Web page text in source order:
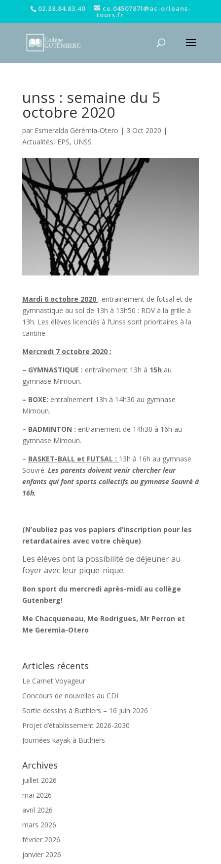
02.38.84.83.40 ce.0450787l@ac-orleans-
tours.fr
unss : semaine du 5
octobre 2020
par Esmeralda Gérémia-Otero | 3 Oct 2020 |
Actualités, EPS, UNSS
Mardi 6 octobre 2020 : entrainement de futsal et de
gymnastique au sol de 13h à 13h50 : RDV à la grille à
13h. Les élèves licenciés à l’Unss sont prioritaires à la
cantine
Mercredi 7 octobre 2020 :
– GYMNASTIQUE : entraînement 13h à 15h au
gymnase Mimoun.
– BOXE: entraînement 13h à 14h30 au gymnase
Mimoun.
– BADMINTON : entrainement de 14h30 à 16h au
gymnase Mimoun.
– BASKET-BALL et FUTSAL : 13h à 16h au gymnase
Souvré. Les parents doivent venir chercher leur
enfants qui font sports collectifs au gymnase Souvré à
16h.
(N’oubliez pas vos papiers d’inscription pour les
retardataires avec votre chèque)
Les élèves ont la possibilité de déjeuner au
foyer avec leur pique-nique.
Bon sport du mercredi après-midi au collège
Gutenberg!
Me Chacqueneau, Me Rodrigues, Mr Perron et
Me Geremia-Otero
Articles récents
Le Carnet Voyageur
Concours de nouvelles au CDI
Sortie dessins à Buthiers – 16 juin 2026
Projet d’établissement 2026-2030
Journées kayak à Buthiers
Archives
juillet 2026
mai 2026
avril 2026
mars 2026
février 2026
janvier 2026